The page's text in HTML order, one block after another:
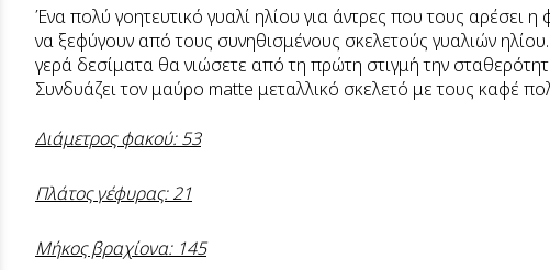
Ένα πολύ γοητευτικό γυαλί ηλίου για άντρες που τους αρέσει
να ξεφύγουν από τους συνηθισμένους σκελετούς γυαλιών ηλίου.
γερά δεσίματα θα νιώσετε από τη πρώτη στιγμή την
Συνδυάζει τον μαύρο matte μεταλλικό σκελετό με τους καφέ
Διάμετρος φακού: 53
Πλάτος γέφυρας: 21
Μήκος βραχίονα: 145